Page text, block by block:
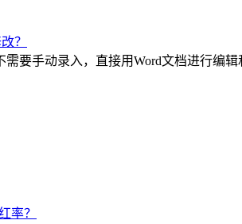
？
要手动录入，直接用Word文档进行编
率？